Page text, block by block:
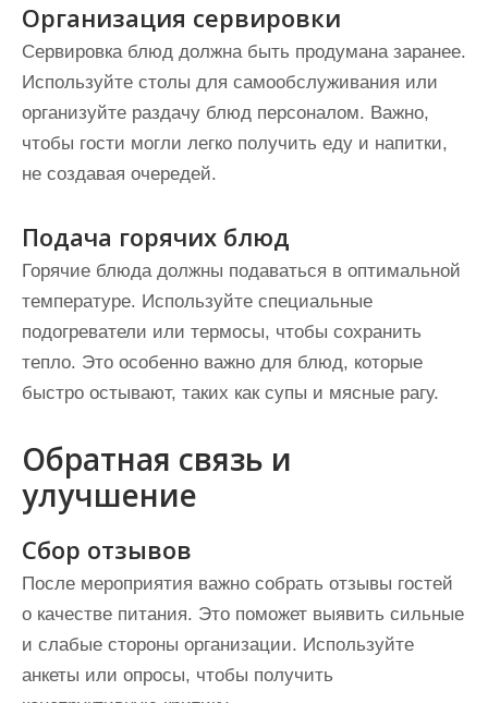
Организация сервировки
Сервировка блюд должна быть продумана заранее.
Используйте столы для самообслуживания или
организуйте раздачу блюд персоналом. Важно,
чтобы гости могли легко получить еду и напитки,
не создавая очередей.
Подача горячих блюд
Горячие блюда должны подаваться в оптимальной
температуре. Используйте специальные
подогреватели или термосы, чтобы сохранить
тепло. Это особенно важно для блюд, которые
быстро остывают, таких как супы и мясные рагу.
Обратная связь и
улучшение
Сбор отзывов
После мероприятия важно собрать отзывы гостей
о качестве питания. Это поможет выявить сильные
и слабые стороны организации. Используйте
анкеты или опросы, чтобы получить